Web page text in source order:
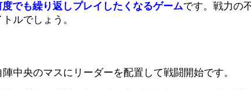
でも繰り返しプレイしたくなるゲームです。戦力の
ルでしょう。
中央のマスにリーダーを配置して戦闘開始です。